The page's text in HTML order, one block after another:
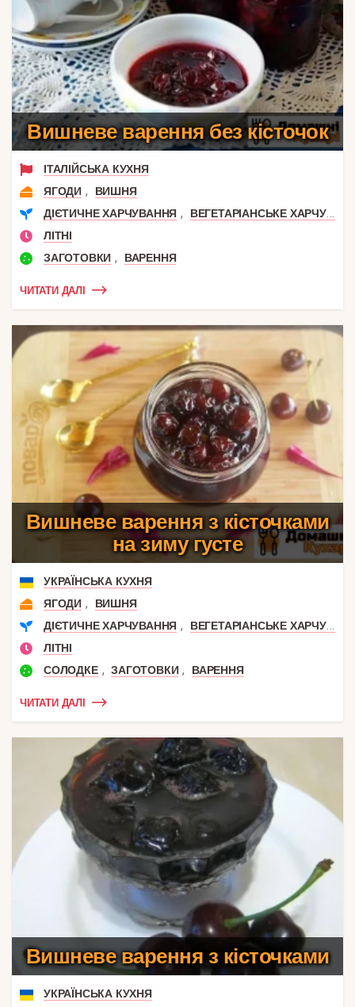
Вишневе варення без кісточок
ІТАЛІЙСЬКА КУХНЯ
ЯГОДИ ,
ВИШНЯ
ДІЄТИЧНЕ ХАРЧУВАННЯ ,
ВЕГЕТАРІАНСЬКЕ ХАРЧУВАННЯ
ЛІТНІ
ЗАГОТОВКИ , ВАРЕННЯ
ЧИТАТИ ДАЛІ
Вишневе варення з кісточками
на зиму густе
УКРАЇНСЬКА КУХНЯ
ЯГОДИ ,
ВИШНЯ
ДІЄТИЧНЕ ХАРЧУВАННЯ ,
ВЕГЕТАРІАНСЬКЕ ХАРЧУВАННЯ
ЛІТНІ
СОЛОДКЕ , ЗАГОТОВКИ , ВАРЕННЯ
ЧИТАТИ ДАЛІ
Вишневе варення з кісточками
УКРАЇНСЬКА КУХНЯ